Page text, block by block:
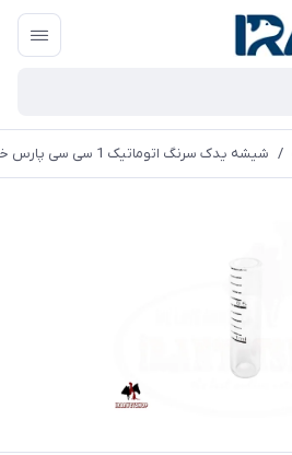
/ شیشه یدک سرنگ اتوماتیک 1 سی سی پارس خاور طرح سکورکس اصلی